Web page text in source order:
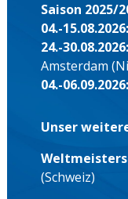
Saison 2025/
04.-15.08.2026:
24.-30.08.2026:
Amsterdam
04.-06.09.2026:
Unser
(Schweiz)